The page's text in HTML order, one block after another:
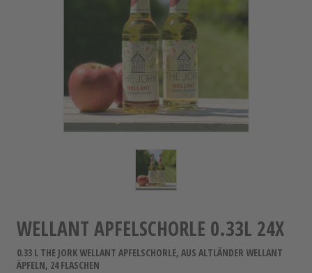
WELLANT APFELSCHORLE 0.33L 24X
0.33 L THE JORK WELLANT APFELSCHORLE, AUS ALTLÄNDER WELLANT
ÄPFELN, 24 FLASCHEN